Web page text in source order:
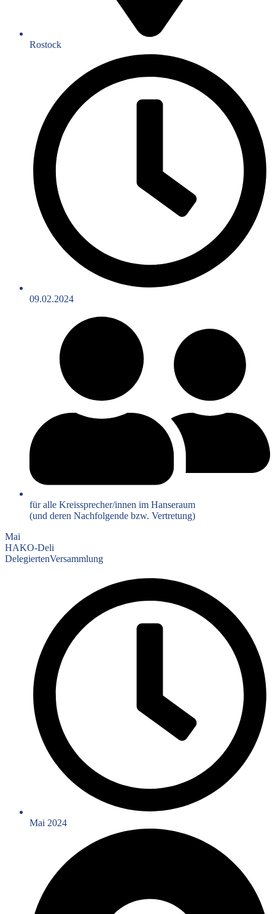
Rostock
09.02.2024
für alle Kreissprecher/innen im Hanseraum
(und deren Nachfolgende bzw. Vertretung)
Mai
HAKO-Deli
DelegiertenVersammlung
Mai 2024